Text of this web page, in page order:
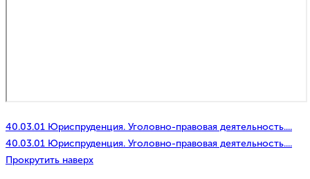
40.03.01 Юриспруденция. Уголовно-правовая деятельность....
40.03.01 Юриспруденция. Уголовно-правовая деятельность....
Прокрутить наверх